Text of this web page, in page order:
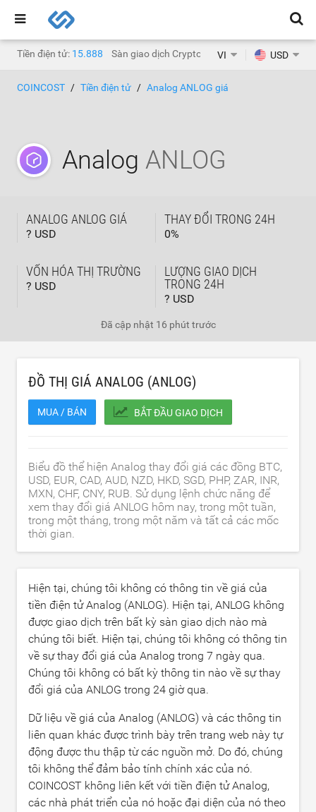
Tiền điện tử: 15.888 Sàn giao dịch Crypto: 1.468
VI USD
COINCOST Tiền điện tử Analog ANLOG giá
Analog ANLOG
ANALOG ANLOG GIÁ
? USD
THAY ĐỔI TRONG 24H
0%
VỐN HÓA THỊ TRƯỜNG
? USD
LƯỢNG GIAO DỊCH
TRONG 24H
? USD
Đã cập nhật 16 phút trước
ĐỒ THỊ GIÁ ANALOG (ANLOG)
MUA / BÁN BẮT ĐẦU GIAO DỊCH
Biểu đồ thể hiện Analog thay đổi giá các đồng BTC,
USD, EUR, CAD, AUD, NZD, HKD, SGD, PHP, ZAR, INR,
MXN, CHF, CNY, RUB. Sử dụng lệnh chức năng để
xem thay đổi giá ANLOG hôm nay, trong một tuần,
trong một tháng, trong một năm và tất cả các mốc
thời gian.
Hiện tại, chúng tôi không có thông tin về giá của
tiền điện tử Analog (ANLOG). Hiện tại, ANLOG không
được giao dịch trên bất kỳ sàn giao dịch nào mà
chúng tôi biết. Hiện tại, chúng tôi không có thông tin
về sự thay đổi giá của Analog trong 7 ngày qua.
Chúng tôi không có bất kỳ thông tin nào về sự thay
đổi giá của ANLOG trong 24 giờ qua.
Dữ liệu về giá của Analog (ANLOG) và các thông tin
liên quan khác được trình bày trên trang web này tự
động được thu thập từ các nguồn mở. Do đó, chúng
tôi không thể đảm bảo tính chính xác của nó.
COINCOST không liên kết với tiền điện tử Analog,
các nhà phát triển của nó hoặc đại diện của nó theo